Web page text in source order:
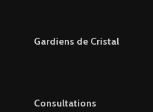
Gardiens de Cristal
Consultations